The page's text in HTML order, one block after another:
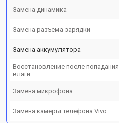
Замена динамика
Замена разъема зарядки
Замена аккумулятора
Восстановление после попадания
влаги
Замена микрофона
Замена камеры телефона Vivo